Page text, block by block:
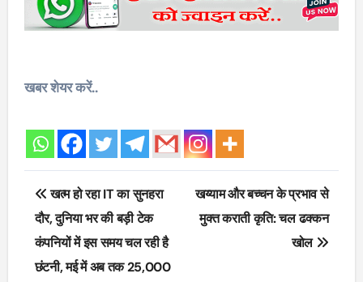
खबर शेयर करें..
Post
navigation
खत्म हो रहा IT का सुनहरा
दौर, दुनिया भर की बड़ी टेक
कंपनियों में इस समय चल रही है
छंटनी, मई में अब तक 25,000
खय्याम और बच्चन के प्रभाव से
मुक्त कराती कृति: चल ढक्कन
खोल